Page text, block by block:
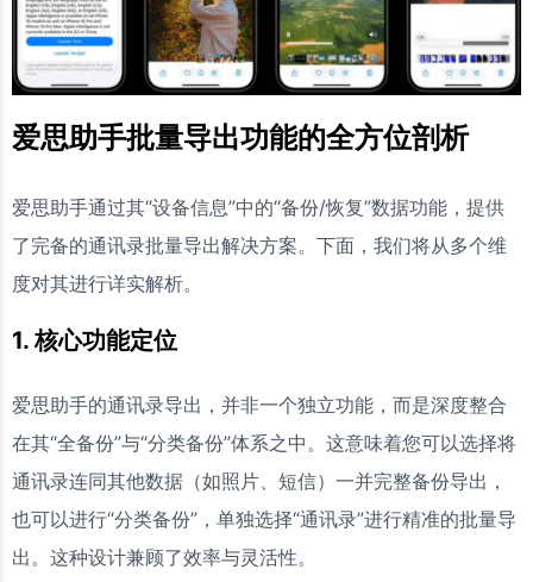
爱思助手批量导出功能的全方位剖析
爱思助手通过其“设备信息”中的“备份/恢复”数据功能，提供
了完备的通讯录批量导出解决方案。下面，我们将从多个维
度对其进行详实解析。
1. 核心功能定位
爱思助手的通讯录导出，并非一个独立功能，而是深度整合
在其“全备份”与“分类备份”体系之中。这意味着您可以选择将
通讯录连同其他数据（如照片、短信）一并完整备份导出，
也可以进行“分类备份”，单独选择“通讯录”进行精准的批量导
出。这种设计兼顾了效率与灵活性。